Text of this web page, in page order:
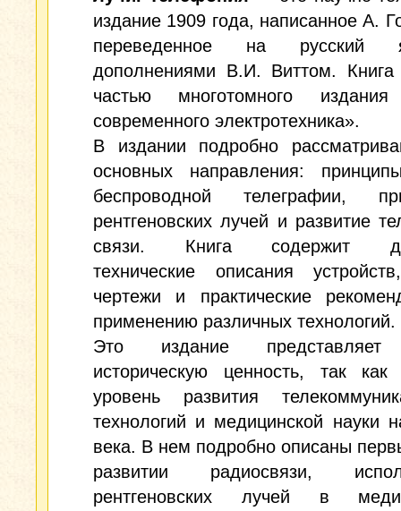
издание 1909 года, написанное А.
переведенное на
дополнениями В.И. Виттом. Книга
частью многотомного
современного электротехника».
В издании подробно
основных направления:
беспроводной телеграфии,
рентгеновских лучей и развитие
связи. Книга содержит
технические описания
чертежи и практические
применению различных технологий.
Это издание представляет
историческую ценность, так как
уровень развития
технологий и медицинской науки
века. В нем подробно описаны
развитии радиосвязи,
рентгеновских лучей в